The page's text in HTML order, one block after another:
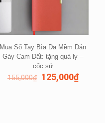
Mua Sổ Tay Bìa Da Mềm Dán
Gáy Cam Đất: tặng quà ly –
cốc sứ
155,000₫ 125,000₫